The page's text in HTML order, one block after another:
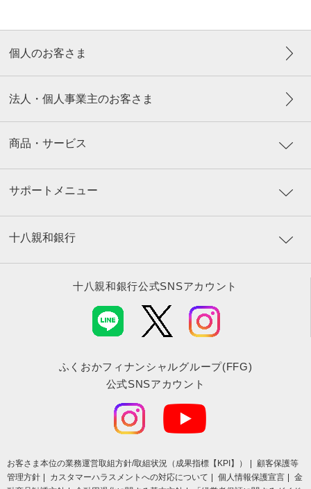
個人のお客さま
法人・個人事業主のお客さま
商品・サービス
サポートメニュー
十八親和銀行
十八親和銀行公式SNSアカウント
ふくおかフィナンシャルグループ(FFG)
公式SNSアカウント
お客さま本位の業務運営取組⽅針/取組状況（成果指標【KPI】）
顧客保護等
管理方針
カスタマーハラスメントへの対応について 個人情報保護宣言
金